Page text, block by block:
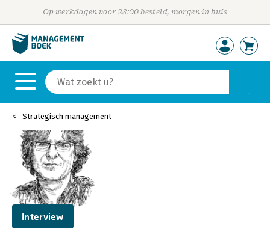
Op werkdagen voor 23:00 besteld, morgen in huis
Strategisch management
Interview